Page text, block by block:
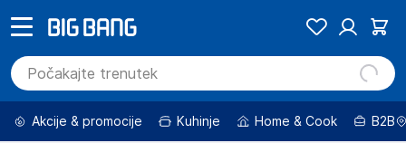
Akcije & promocije Kuhinje Home & Cook B2B